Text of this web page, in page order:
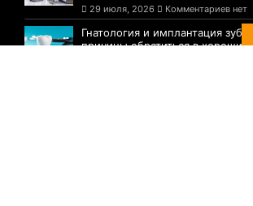
29 июля, 2026 Комментариев нет
Гнатология и имплантация зубов:
причины обратиться в хороший